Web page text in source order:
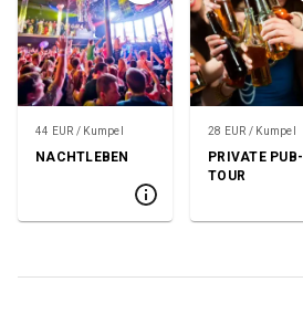
44 EUR / Kumpel
NACHTLEBEN
28 EUR / Kumpel
PRIVATE PUB-
TOUR